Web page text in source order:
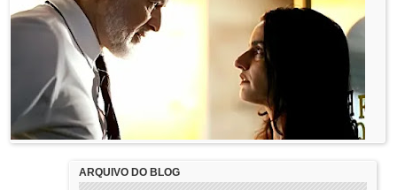
ARQUIVO DO BLOG